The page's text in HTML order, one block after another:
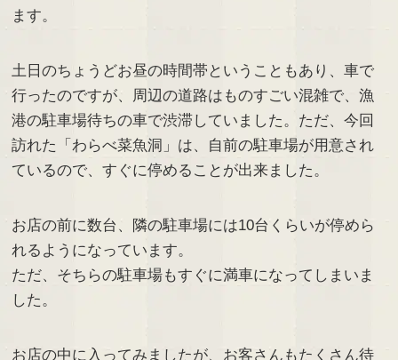
ます。
土日のちょうどお昼の時間帯ということもあり、車で
行ったのですが、周辺の道路はものすごい混雑で、漁
港の駐車場待ちの車で渋滞していました。ただ、今回
訪れた「わらべ菜魚洞」は、自前の駐車場が用意され
ているので、すぐに停めることが出来ました。
お店の前に数台、隣の駐車場には10台くらいが停めら
れるようになっています。
ただ、そちらの駐車場もすぐに満車になってしまいま
した。
お店の中に入ってみましたが、お客さんもたくさん待